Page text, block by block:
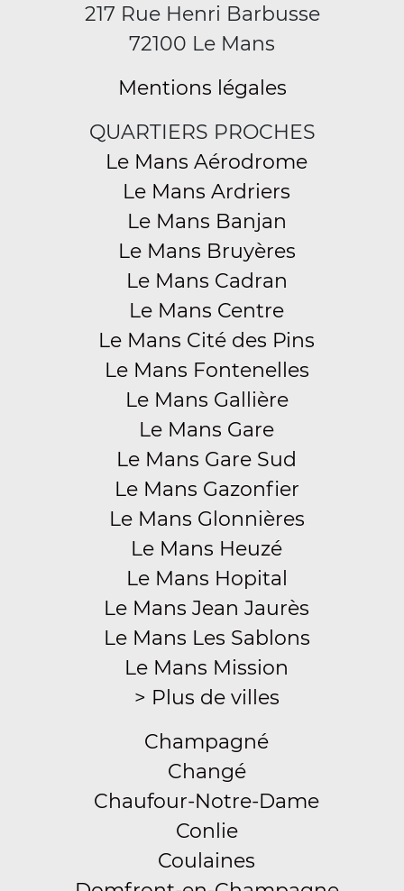
217 Rue Henri Barbusse
72100 Le Mans
Mentions légales
QUARTIERS PROCHES
Le Mans Aérodrome
Le Mans Ardriers
Le Mans Banjan
Le Mans Bruyères
Le Mans Cadran
Le Mans Centre
Le Mans Cité des Pins
Le Mans Fontenelles
Le Mans Gallière
Le Mans Gare
Le Mans Gare Sud
Le Mans Gazonfier
Le Mans Glonnières
Le Mans Heuzé
Le Mans Hopital
Le Mans Jean Jaurès
Le Mans Les Sablons
Le Mans Mission
> Plus de villes
Champagné
Changé
Chaufour-Notre-Dame
Conlie
Coulaines